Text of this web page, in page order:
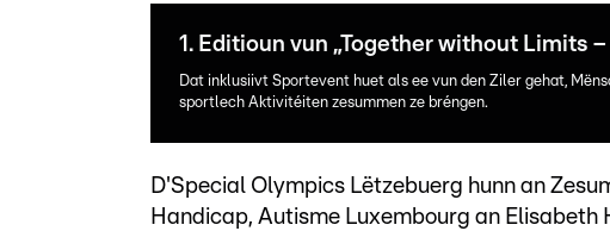
1. Editioun vun „Together without Limits
Dat inklusiivt Sportevent huet als ee vun den Ziler gehat,
sportlech Aktivitéiten zesummen ze bréngen.
D'Special Olympics Lëtzebuerg hunn an
Handicap, Autisme Luxembourg an